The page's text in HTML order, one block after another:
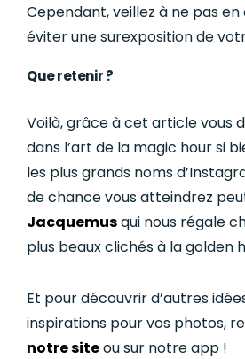
Cependant, veillez à ne pas
éviter une surexposition de
Que retenir ?
Voilà, grâce à cet article vous
dans l’art de la magic hour si
les plus grands noms
de chance vous atteindrez
Jacquemusqui nous régale
plus beaux clichés à la golden
Et pour découvrir d’autres
inspirations pour vos photos,
notre siteou sur notre app !